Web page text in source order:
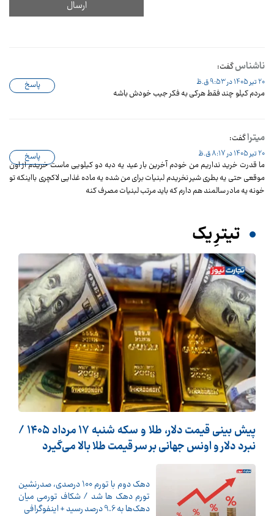
ناشناسگفت:
20 تیر 1405 در 9:53 ق.ظ
مردم کیلو چند فقط هرکی به فکر جیب خودش باشه
پاسخ
میتراگفت:
20 تیر 1405 در 8:17 ق.ظ
ما قدرت خرید نداریم من خودم آخرین بار عید یه دبه دو کیلویی ماست خریدم از اون
موقعی حتی یه بطری شیر نخریدم لبنیات برای من شده یه ماده غذایی لاکچری بااینکه تو
خونه یه مادر سالمند هم دارم که باید مرتب لبنیات مصرف کنه
پاسخ
تیترِ یک
پیش ‌بینی قیمت دلار، طلا و سکه شنبه ۱۷ مرداد ۱۴۰۵ /
نبرد دلار و اونس جهانی بر سر قیمت طلا بالا می‌گیرد
دهک دوم با تورم 100 درصدی، صدرنشین
تورم دهک ها شد / شکاف تورمی میان
دهک‌ها به 9.6 درصد رسید + اینفوگرافی